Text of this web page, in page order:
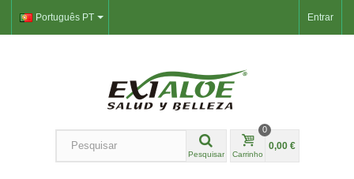
Entrar
Português PT
Pesquisar Carrinho
0
0,00 €